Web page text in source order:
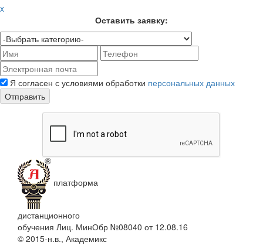
x
Оставить заявку:
Я согласен с условиями обработки персональных данных
Отправить
платформа
дистанционного
обучения Лиц. МинОбр №08040 от 12.08.16
© 2015-н.в., Академикс